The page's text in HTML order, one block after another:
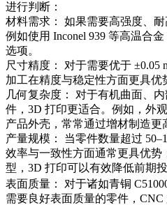
进行判断：
材料需求：
如果需要高强度、耐
例如使用 Inconel 939 等高温合
选项。
尺寸精度：
对于需要优于 ±0.05
加工在精度与稳定性方面更具优
几何复杂度：
对于有机曲面、
件，3D 打印更适合。例如，外
产品外壳，常常通过增材制造更
产量规模：
当零件数量超过
效率与一致性方面通常更具优
型，3D 打印可以有效降低前期投
表面质量：
对于诸如青铜
需要良好表面质量的零件，